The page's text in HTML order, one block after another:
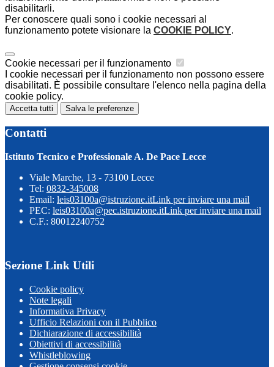
disabilitarli.
Per conoscere quali sono i cookie necessari al
funzionamento potete visionare la COOKIE POLICY.
Cookie necessari per il funzionamento
I cookie necessari per il funzionamento non possono essere
disabilitati. È possibile consultare l'elenco nella pagina della
cookie policy.
Accetta tutti Salva le preferenze
Contatti
Istituto Tecnico e Professionale A. De Pace Lecce
Viale Marche, 13 - 73100 Lecce
Tel: 0832-345008
Email: leis03100a@istruzione.itLink per inviare una mail
PEC: leis03100a@pec.istruzione.itLink per inviare una mail
C.F.: 80012240752
Sezione Link Utili
Cookie policy
Note legali
Informativa Privacy
Ufficio Relazioni con il Pubblico
Dichiarazione di accessibilità
Obiettivi di accessibilità
Whistleblowing